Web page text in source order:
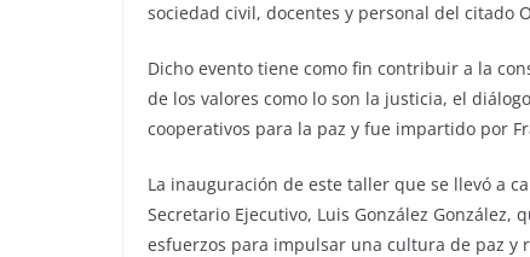
sociedad civil, docentes y personal del citado
Dicho evento tiene como fin contribuir a la
de los valores como lo son la justicia, el
cooperativos para la paz y fue impartido por
La inauguración de este taller que se llevó a
Secretario Ejecutivo, Luis González
esfuerzos para impulsar una cultura de paz y